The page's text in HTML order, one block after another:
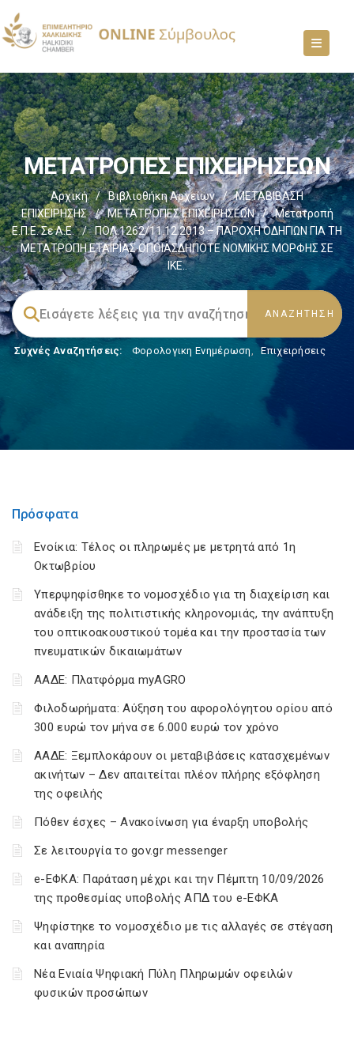
ΜΕΤΑΤΡΟΠΕΣ ΕΠΙΧΕΙΡΗΣΕΩΝ
Αρχική / Βιβλιοθήκη Αρχείων /
ΜΕΤΑΒΙΒΑΣΗ
ΕΠΙΧΕIΡΗΣΗΣ
/ ΜΕΤΑΤΡΟΠΕΣ ΕΠΙΧΕΙΡΗΣΕΩΝ /
Μετατροπή
Ε.Π.Ε. Σε Α.Ε.
/
ΠΟΛ.1262/11.12.2013 – ΠΑΡΟΧΗ ΟΔΗΓΙΩΝ ΓΙΑ ΤΗ
ΜΕΤΑΤΡΟΠΗ ΕΤΑΙΡΙΑΣ ΟΠΟΙΑΣΔΗΠΟΤΕ ΝΟΜΙΚΗΣ ΜΟΡΦΗΣ ΣΕ
ΙΚΕ..
Συχνές Αναζητήσεις: Φορολογικη Ενημέρωση, Επιχειρήσεις
Πρόσφατα
Ενοίκια: Τέλος οι πληρωμές με μετρητά από 1η
Οκτωβρίου
Υπερψηφίσθηκε το νομοσχέδιο για τη διαχείριση και
ανάδειξη της πολιτιστικής κληρονομιάς, την ανάπτυξη
του οπτικοακουστικού τομέα και την προστασία των
πνευματικών δικαιωμάτων
ΑΑΔΕ: Πλατφόρμα myAGRO
Φιλοδωρήματα: Αύξηση του αφορολόγητου ορίου από
300 ευρώ τον μήνα σε 6.000 ευρώ τον χρόνο
ΑΑΔΕ: Ξεμπλοκάρουν οι μεταβιβάσεις κατασχεμένων
ακινήτων – Δεν απαιτείται πλέον πλήρης εξόφληση
της οφειλής
Πόθεν έσχες – Ανακοίνωση για έναρξη υποβολής
Σε λειτουργία το gov.gr messenger
e-ΕΦΚΑ: Παράταση μέχρι και την Πέμπτη 10/09/2026
της προθεσμίας υποβολής ΑΠΔ του e-ΕΦΚΑ
Ψηφίστηκε το νομοσχέδιο με τις αλλαγές σε στέγαση
και αναπηρία
Νέα Ενιαία Ψηφιακή Πύλη Πληρωμών οφειλών
φυσικών προσώπων